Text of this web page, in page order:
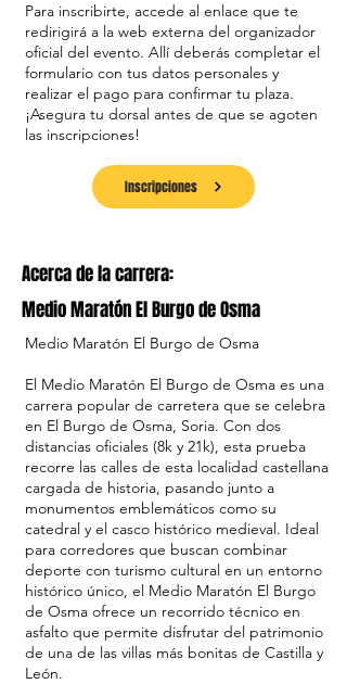
Para inscribirte, accede al enlace que te
redirigirá a la web externa del organizador
oficial del evento. Allí deberás completar el
formulario con tus datos personales y
realizar el pago para confirmar tu plaza.
¡Asegura tu dorsal antes de que se agoten
las inscripciones!
Inscripciones
Acerca de la carrera:
Medio Maratón El Burgo de Osma
Medio Maratón El Burgo de Osma
El Medio Maratón El Burgo de Osma es una
carrera popular de carretera que se celebra
en El Burgo de Osma, Soria. Con dos
distancias oficiales (8k y 21k), esta prueba
recorre las calles de esta localidad castellana
cargada de historia, pasando junto a
monumentos emblemáticos como su
catedral y el casco histórico medieval. Ideal
para corredores que buscan combinar
deporte con turismo cultural en un entorno
histórico único, el Medio Maratón El Burgo
de Osma ofrece un recorrido técnico en
asfalto que permite disfrutar del patrimonio
de una de las villas más bonitas de Castilla y
León.